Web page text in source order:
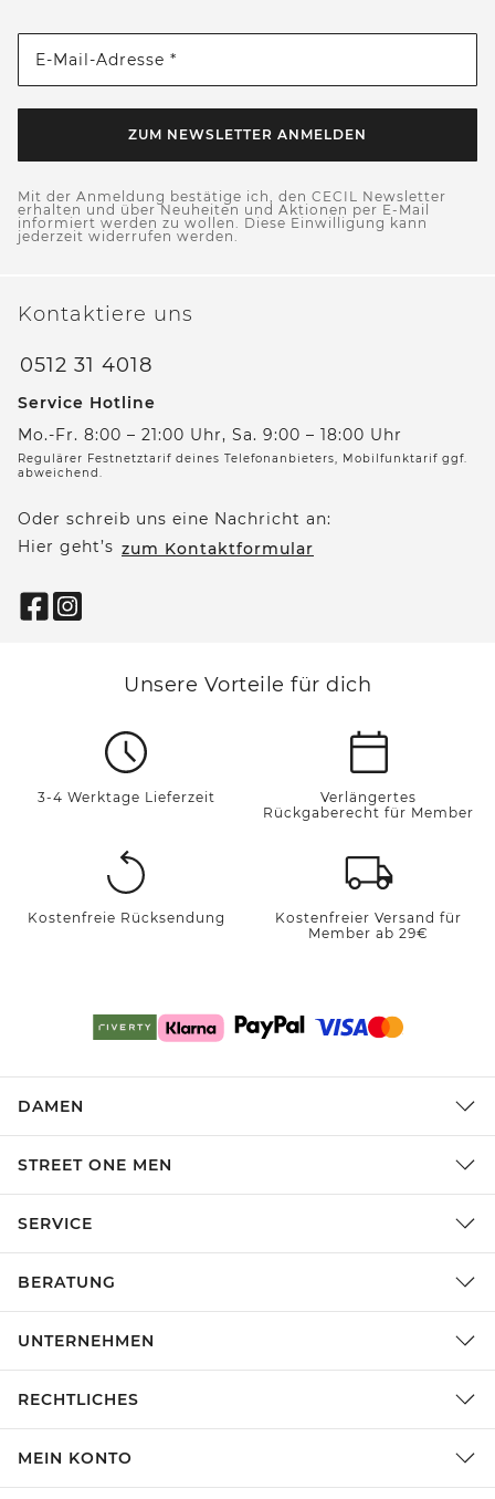
E-Mail-Adresse *
ZUM NEWSLETTER ANMELDEN
Mit der Anmeldung bestätige ich, den CECIL Newsletter
erhalten und über Neuheiten und Aktionen per E-Mail
informiert werden zu wollen. Diese Einwilligung kann
jederzeit widerrufen werden.
Kontaktiere uns
0512 31 4018
Service Hotline
Mo.-Fr. 8:00 – 21:00 Uhr, Sa. 9:00 – 18:00 Uhr
Regulärer Festnetztarif deines Telefonanbieters, Mobilfunktarif ggf.
abweichend.
Oder schreib uns eine Nachricht an:
Hier geht’s zum Kontaktformular
Unsere Vorteile für dich
3-4 Werktage Lieferzeit
Verlängertes
Rückgaberecht für Member
Kostenfreie Rücksendung
Kostenfreier Versand für
Member ab 29€
DAMEN
STREET ONE MEN
SERVICE
BERATUNG
UNTERNEHMEN
RECHTLICHES
MEIN KONTO